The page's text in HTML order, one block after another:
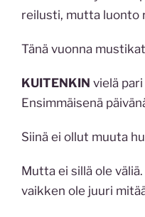
reilusti, mutta luonto
Tänä vuonna
KUITENKIN vielä
Ensimmäisenä
Siinä ei ollut muuta
Mutta ei sillä ole
vaikken ole juuri